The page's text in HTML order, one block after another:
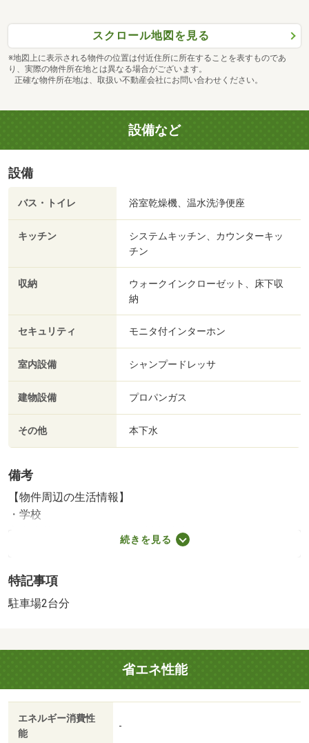
スクロール地図を見る
※地図上に表示される物件の位置は付近住所に所在することを表すものであ
り、実際の物件所在地とは異なる場合がございます。
正確な物件所在地は、取扱い不動産会社にお問い合わせください。
設備など
設備
バス・トイレ 浴室乾燥機、温水洗浄便座
キッチン
システムキッチン、カウンターキッ
チン
収納
ウォークインクローゼット、床下収
納
セキュリティ モニタ付インターホン
室内設備 シャンプードレッサ
建物設備 プロパンガス
その他 本下水
備考
【物件周辺の生活情報】
・学校
宮森小学校（1,360m）、石川中学校（2,400m）
住まいのことなら何でも相談できる、地域に根付く「不動
田グループを知り尽くしている当社では、もちろんローン
代行手数料や相談料も無料☆マイホーム探しや住宅購入・
【駐車場備考】※車種による
建築確認：有/NO.第ＨＰＡ－２６－０７９１７－１号
国土法届出：不要
保証金：なし
続きを見る
特記事項
駐車場2台分
省エネ性能
エネルギー消費性
能
-